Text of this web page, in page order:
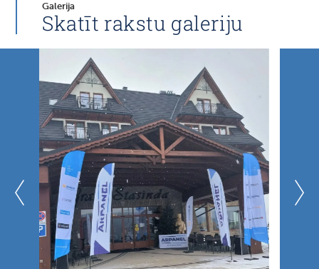
Galerija
Skatīt rakstu galeriju